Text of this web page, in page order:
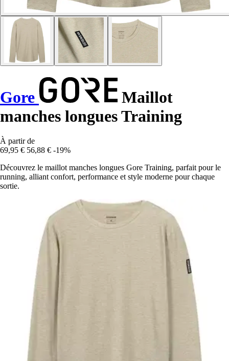
Gore
Maillot
manches longues Training
À partir de
69,95 € 56,88 € -19%
Découvrez le maillot manches longues Gore Training, parfait pour le
running, alliant confort, performance et style moderne pour chaque
sortie.